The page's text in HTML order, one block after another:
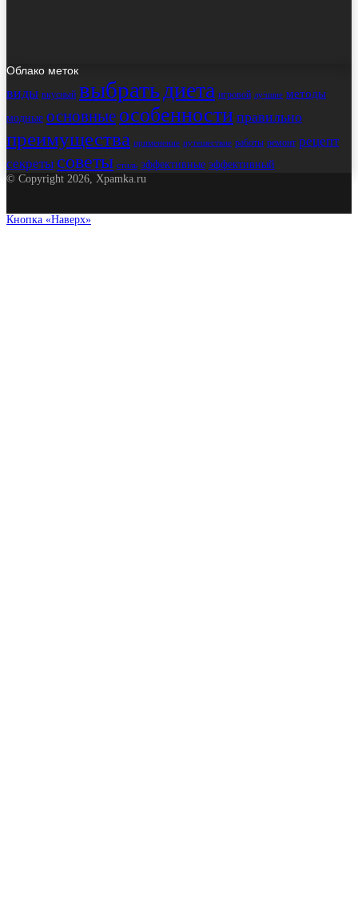
Облако меток
виды вкусный выбратьдиета игровой лучшие методы
модные основные особенности правильно
преимущества применение путешествие работы ремонт рецепт
секреты советы стиль эффективные эффективный
© Copyright 2026, Xpamka.ru
Кнопка «Наверх»